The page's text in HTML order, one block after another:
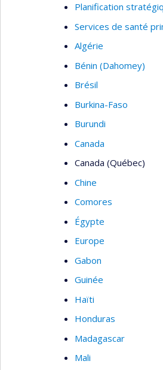
Planification
Services de santé
Algérie
Bénin (Dahomey)
Brésil
Burkina-Faso
Burundi
Canada
Canada (Québec)
Chine
Comores
Égypte
Europe
Gabon
Guinée
Haïti
Honduras
Madagascar
Mali